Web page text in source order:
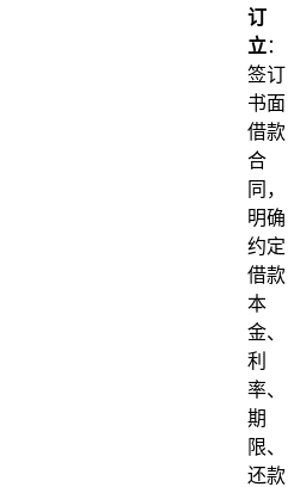
订
立：
签订
书面
借款
合
同，
明确
约定
借款
本
金、
利
率、
期
限、
还款